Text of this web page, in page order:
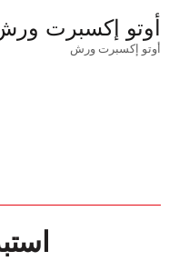
أوتو إكسبرت
أوتو إكسبرت ورش